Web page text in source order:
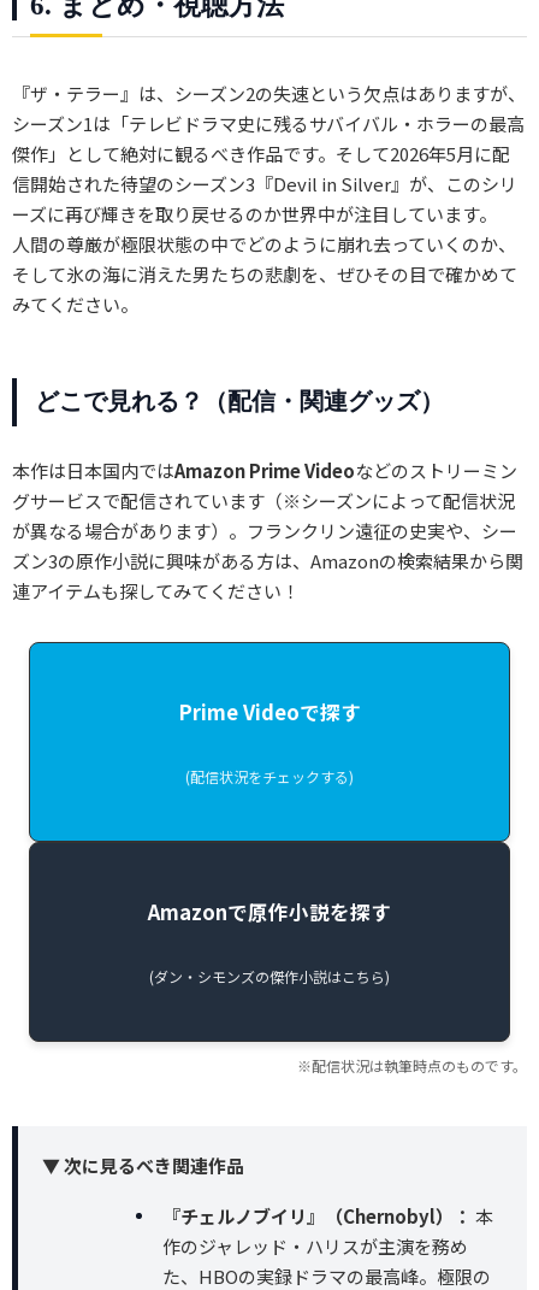
『ザ・テラー』は、シーズン2の失速という欠点はありますが、
シーズン1は「テレビドラマ史に残るサバイバル・ホラーの最高
傑作」として絶対に観るべき作品です。そして2026年5月に配
信開始された待望のシーズン3『Devil in Silver』が、このシリ
ーズに再び輝きを取り戻せるのか世界中が注目しています。
人間の尊厳が極限状態の中でどのように崩れ去っていくのか、
そして氷の海に消えた男たちの悲劇を、ぜひその目で確かめて
みてください。
どこで見れる？（配信・関連グッズ）
本作は日本国内ではAmazon Prime Videoなどのストリーミン
グサービスで配信されています（※シーズンによって配信状況
が異なる場合があります）。フランクリン遠征の史実や、シー
ズン3の原作小説に興味がある方は、Amazonの検索結果から関
連アイテムも探してみてください！
Prime Videoで探す
(配信状況をチェックする)
Amazonで原作小説を探す
(ダン・シモンズの傑作小説はこちら)
※配信状況は執筆時点のものです。
▼ 次に見るべき関連作品
『チェルノブイリ』（Chernobyl）： 本
作のジャレッド・ハリスが主演を務め
た、HBOの実録ドラマの最高峰。極限の